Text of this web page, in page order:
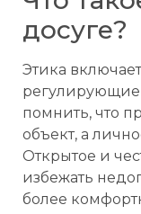
досуге?
Этика
регулирующие
помнить, что
объект, а
Открытое и
избежать
более